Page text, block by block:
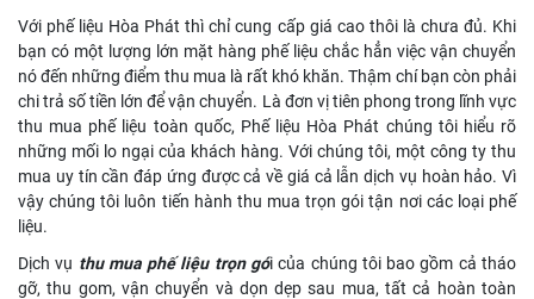
Với phế liệu Hòa Phát thì chỉ cung cấp giá cao thôi là chưa đủ. Khi
bạn có một lượng lớn mặt hàng phế liệu chắc hẳn việc vận chuyển
nó đến những điểm thu mua là rất khó khăn. Thậm chí bạn còn phải
chi trả số tiền lớn để vận chuyển. Là đơn vị tiên phong trong lĩnh vực
thu mua phế liệu toàn quốc, Phế liệu Hòa Phát chúng tôi hiểu rõ
những mối lo ngại của khách hàng. Với chúng tôi, một công ty thu
mua uy tín cần đáp ứng được cả về giá cả lẫn dịch vụ hoàn hảo. Vì
vậy chúng tôi luôn tiến hành thu mua trọn gói tận nơi các loại phế
liệu.
Dịch vụ thu mua phế liệu trọn gói của chúng tôi bao gồm cả tháo
gỡ, thu gom, vận chuyển và dọn dẹp sau mua, tất cả hoàn toàn